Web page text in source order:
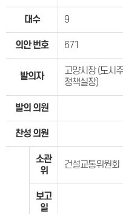
대수 9
의안 번호 671
발의자
고양시장 (도시
정책실장)
발의 의원
찬성 의원
소관
위
건설교통위원회
보고
일